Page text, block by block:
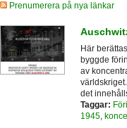
Prenumerera på nya länkar
Här
byggde
av
det
Taggar:
1945,